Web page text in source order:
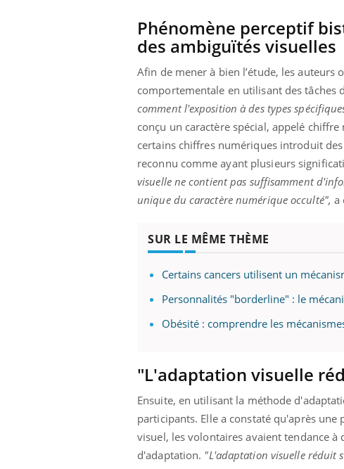
Phénomène perceptif
des ambiguïtés visuelles
Afin de mener à bien l’étude, les auteurs
comportementale en utilisant des tâches
comment l'exposition à des types
conçu un caractère spécial, appelé
certains chiffres numériques introduit
reconnu comme ayant plusieurs
visuelle ne contient pas suffisamment
unique du caractère numérique occulté", a
SUR LE MÊME THÈME
Certains cancers utilisent un
Personnalités "borderline" : le
Obésité : comprendre les
"L'adaptation visuelle
Ensuite, en utilisant la méthode
participants. Elle a constaté qu'après
visuel, les volontaires avaient tendance
d'adaptation. "L'adaptation visuelle réduit